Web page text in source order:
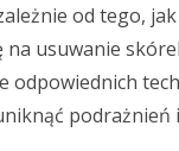
od tego,
na usuwanie
odpowiednich
podrażnień